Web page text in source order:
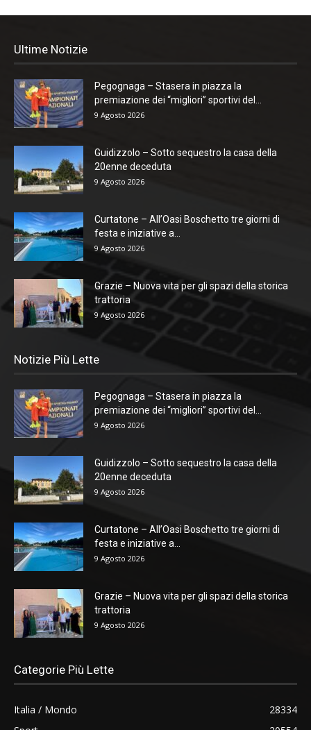
Ultime Notizie
Pegognaga – Stasera in piazza la
premiazione dei “migliori” sportivi del...
9 Agosto 2026
Guidizzolo – Sotto sequestro la casa della
20enne deceduta
9 Agosto 2026
Curtatone – All’Oasi Boschetto tre giorni di
festa e iniziative a...
9 Agosto 2026
Grazie – Nuova vita per gli spazi della storica
trattoria
9 Agosto 2026
Notizie Più Lette
Pegognaga – Stasera in piazza la
premiazione dei “migliori” sportivi del...
9 Agosto 2026
Guidizzolo – Sotto sequestro la casa della
20enne deceduta
9 Agosto 2026
Curtatone – All’Oasi Boschetto tre giorni di
festa e iniziative a...
9 Agosto 2026
Grazie – Nuova vita per gli spazi della storica
trattoria
9 Agosto 2026
Categorie Più Lette
Italia / Mondo
28334